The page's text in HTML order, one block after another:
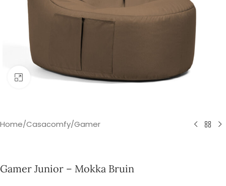
Klik om te vergroten
Home/Casacomfy/Gamer
Gamer Junior – Mokka Bruin